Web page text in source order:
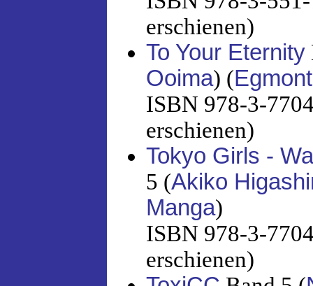
erschienen)
To Your Eternity
Ooima) (
ISBN 978-3-
erschienen)
Tokyo Girls -
5 (Akiko
Manga)
ISBN 978-3-
erschienen)